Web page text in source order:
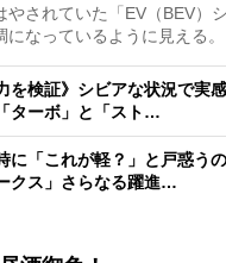
されていた「EV（BEV）シ
になっているように見える。
を検証》シビアな状況で実
ターボ」と「スト…
に「これが軽？」と戸惑う
クス」さらなる躍進…